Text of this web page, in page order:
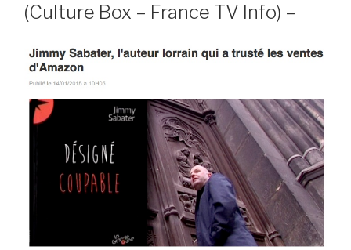
(Culture Box – France TV Info) –